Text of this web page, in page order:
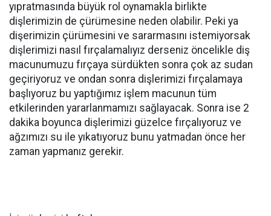
yıpratmasında büyük rol oynamakla birlikte
dişlerimizin de çürümesine neden olabilir. Peki ya
dişerimizin çürümesini ve sararmasını istemiyorsak
dişlerimizi nasıl fırçalamalıyız derseniz öncelikle diş
macunumuzu fırçaya sürdükten sonra çok az sudan
geçiriyoruz ve ondan sonra dişlerimizi fırçalamaya
başlıyoruz bu yaptığımız işlem macunun tüm
etkilerinden yararlanmamızı sağlayacak. Sonra ise 2
dakika boyunca dişlerimizi güzelce fırçalıyoruz ve
ağzımızı su ile yıkatıyoruz bunu yatmadan önce her
zaman yapmanız gerekir.